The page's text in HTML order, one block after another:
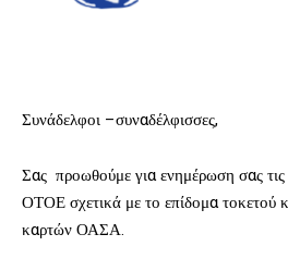
Συνάδελφοι –συναδέλφισσες,
Σας προωθούμε για ενημέρωση σας τις
ΟΤΟΕ σχετικά με το επίδομα τοκετού
καρτών ΟΑΣΑ.